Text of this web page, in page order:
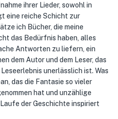
ihrer Lieder, sowohl in
eine reiche Schicht zur
ich Bücher, die meine
das Bedürfnis haben, alles
Antworten zu liefern, ein
dem Autor und dem Leser, das
unerlässlich ist. Was
das die Fantasie so vieler
hat und unzählige
der Geschichte inspiriert